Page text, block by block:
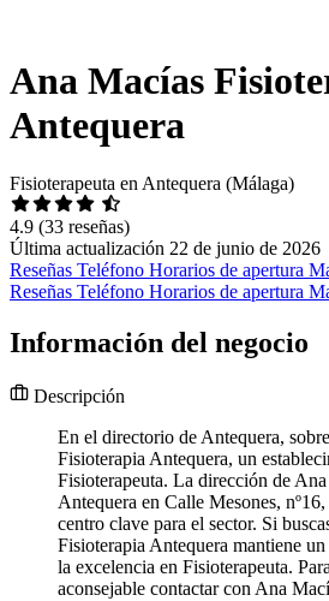
Ana Macías
Antequera
Fisioterapeuta en Antequera (Málaga)
4.9 (33 reseñas)
Última actualización 22 de junio de 2026
Reseñas Teléfono Horarios de apertura
Reseñas Teléfono Horarios de apertura
Información del negocio
Descripción
En el directorio de Antequera,
Fisioterapia Antequera, un
Fisioterapeuta. La dirección de
Antequera en Calle Mesones,
centro clave para el sector. Si
Fisioterapia Antequera mantiene
la excelencia en Fisioterapeuta.
aconsejable contactar con Ana